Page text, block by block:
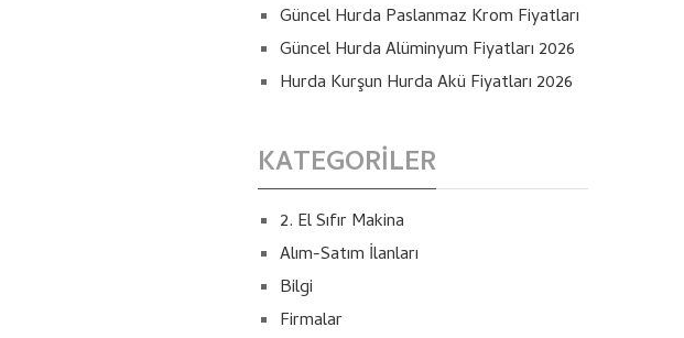
Güncel Hurda Paslanmaz Krom Fiyatları
Güncel Hurda Alüminyum Fiyatları 2026
Hurda Kurşun Hurda Akü Fiyatları 2026
KATEGORILER
2. El Sıfır Makina
Alım-Satım İlanları
Bilgi
Firmalar